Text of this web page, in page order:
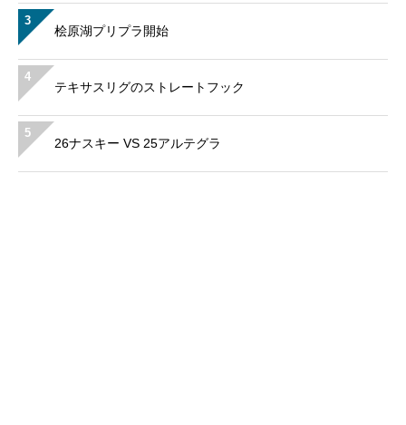
3
桧原湖プリプラ開始
4
テキサスリグのストレートフック
5
26ナスキー VS 25アルテグラ